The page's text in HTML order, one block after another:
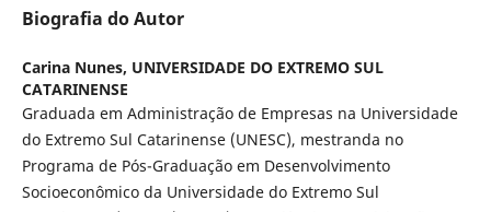
Biografia do Autor
Carina Nunes, UNIVERSIDADE DO EXTREMO SUL
CATARINENSE
Graduada em Administração de Empresas na Universidade
do Extremo Sul Catarinense (UNESC), mestranda no
Programa de Pós-Graduação em Desenvolvimento
Socioeconômico da Universidade do Extremo Sul